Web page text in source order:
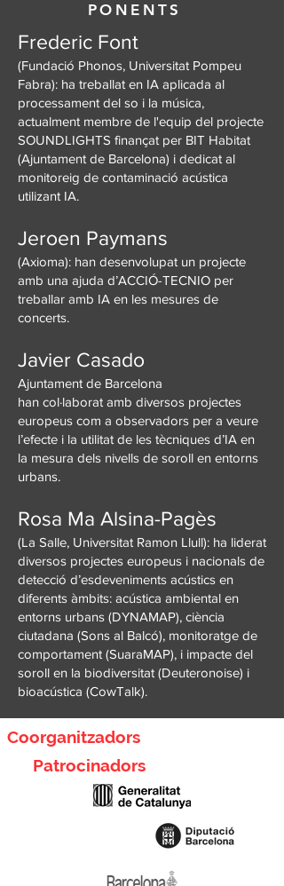
PONENTS
Frederic Font
(Fundació Phonos, Universitat Pompeu
Fabra): ha treballat en IA aplicada al
processament del so i la música,
actualment membre de l'equip del projecte
SOUNDLIGHTS finançat per BIT Habitat
(Ajuntament de Barcelona) i dedicat al
monitoreig de contaminació acústica
utilizant IA.
Jeroen Paymans
(Axioma): han desenvolupat un projecte
amb una ajuda d’ACCIÓ-TECNIO per
treballar amb IA en les mesures de
concerts.
Javier Casado
Ajuntament de Barcelona
han col·laborat amb diversos projectes
europeus com a observadors per a veure
l’efecte i la utilitat de les tècniques d’IA en
la mesura dels nivells de soroll en entorns
urbans.
Rosa Ma Alsina-Pagès
(La Salle, Universitat Ramon Llull): ha liderat
diversos projectes europeus i nacionals de
detecció d’esdeveniments acústics en
diferents àmbits: acústica ambiental en
entorns urbans (DYNAMAP), ciència
ciutadana (Sons al Balcó), monitoratge de
comportament (SuaraMAP), i impacte del
soroll en la biodiversitat (Deuteronoise) i
bioacústica (CowTalk).
Coorganitzadors
Patrocinadors